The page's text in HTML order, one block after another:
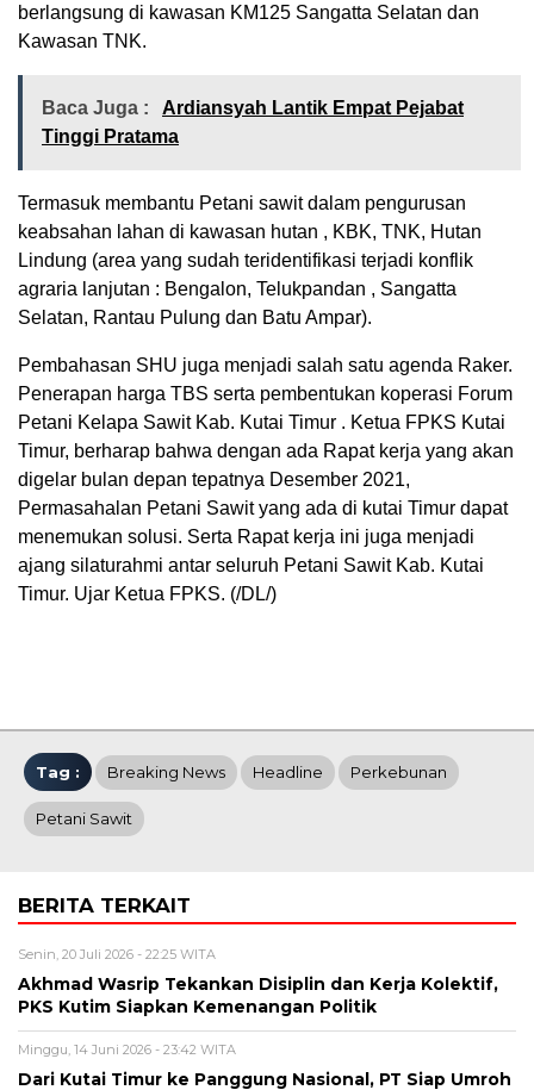
berlangsung di kawasan KM125 Sangatta Selatan dan
Kawasan TNK.
Baca Juga :
Ardiansyah Lantik Empat Pejabat
Tinggi Pratama
Termasuk membantu Petani sawit dalam pengurusan
keabsahan lahan di kawasan hutan , KBK, TNK, Hutan
Lindung (area yang sudah teridentifikasi terjadi konflik
agraria lanjutan : Bengalon, Telukpandan , Sangatta
Selatan, Rantau Pulung dan Batu Ampar).
Pembahasan SHU juga menjadi salah satu agenda Raker.
Penerapan harga TBS serta pembentukan koperasi Forum
Petani Kelapa Sawit Kab. Kutai Timur . Ketua FPKS Kutai
Timur, berharap bahwa dengan ada Rapat kerja yang akan
digelar bulan depan tepatnya Desember 2021,
Permasahalan Petani Sawit yang ada di kutai Timur dapat
menemukan solusi. Serta Rapat kerja ini juga menjadi
ajang silaturahmi antar seluruh Petani Sawit Kab. Kutai
Timur. Ujar Ketua FPKS. (/DL/)
Tag : Breaking News Headline Perkebunan
Petani Sawit
BERITA TERKAIT
Senin, 20 Juli 2026 - 22:25 WITA
Akhmad Wasrip Tekankan Disiplin dan Kerja Kolektif,
PKS Kutim Siapkan Kemenangan Politik
Minggu, 14 Juni 2026 - 23:42 WITA
Dari Kutai Timur ke Panggung Nasional, PT Siap Umroh